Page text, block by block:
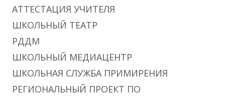
АТТЕСТАЦИЯ УЧИТЕЛЯ
ШКОЛЬНЫЙ ТЕАТР
РДДМ
ШКОЛЬНЫЙ МЕДИАЦЕНТР
ШКОЛЬНАЯ СЛУЖБА ПРИМИРЕНИЯ
РЕГИОНАЛЬНЫЙ ПРОЕКТ ПО